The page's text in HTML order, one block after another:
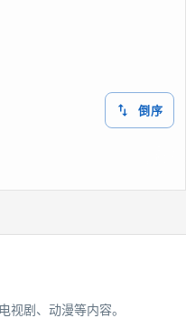
倒序
视剧、动漫等内容。